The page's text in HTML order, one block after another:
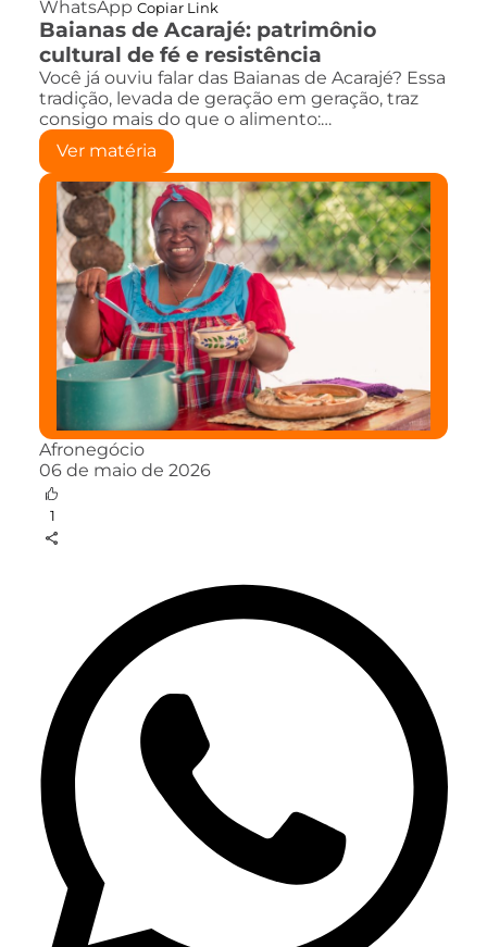
WhatsApp Copiar Link
Baianas de Acarajé: patrimônio
cultural de fé e resistência
Você já ouviu falar das Baianas de Acarajé? Essa
tradição, levada de geração em geração, traz
consigo mais do que o alimento:…
Ver matéria
Afronegócio
06 de maio de 2026
1